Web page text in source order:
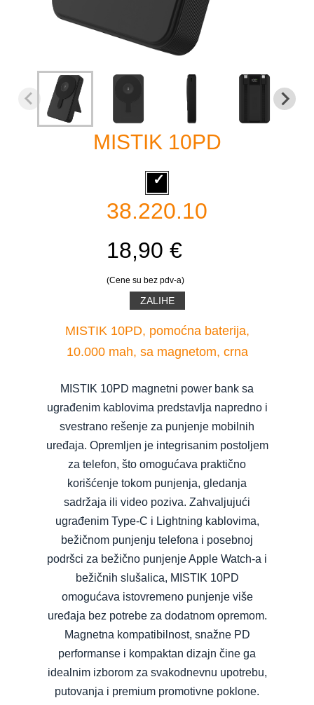
MISTIK 10PD
38.220.10
18,90 €
(Cene su bez pdv-a)
ZALIHE
MISTIK 10PD, pomoćna baterija,
10.000 mah, sa magnetom, crna
MISTIK 10PD magnetni power bank sa
ugrađenim kablovima predstavlja napredno i
svestrano rešenje za punjenje mobilnih
uređaja. Opremljen je integrisanim postoljem
za telefon, što omogućava praktično
korišćenje tokom punjenja, gledanja
sadržaja ili video poziva. Zahvaljujući
ugrađenim Type-C i Lightning kablovima,
bežičnom punjenju telefona i posebnoj
podršci za bežično punjenje Apple Watch-a i
bežičnih slušalica, MISTIK 10PD
omogućava istovremeno punjenje više
uređaja bez potrebe za dodatnom opremom.
Magnetna kompatibilnost, snažne PD
performanse i kompaktan dizajn čine ga
idealnim izborom za svakodnevnu upotrebu,
putovanja i premium promotivne poklone.